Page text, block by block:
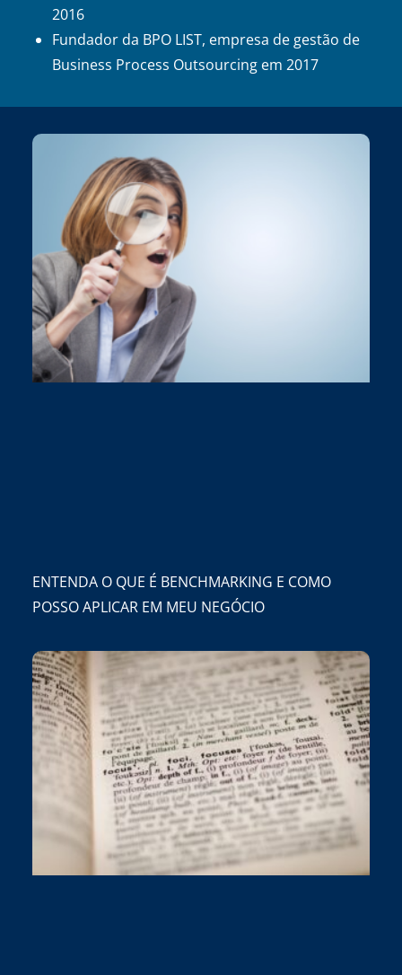
2016
Fundador da BPO LIST, empresa de gestão de
Business Process Outsourcing em 2017
ENTENDA O QUE É BENCHMARKING E COMO
POSSO APLICAR EM MEU NEGÓCIO